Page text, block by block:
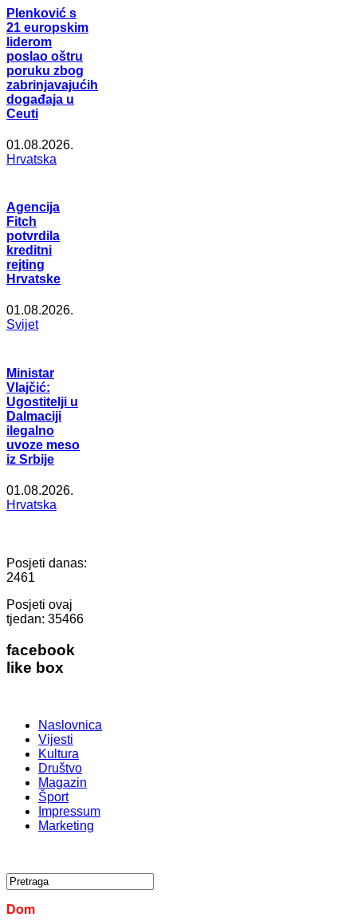
Plenković s
21 europskim
liderom
poslao oštru
poruku zbog
zabrinjavajućih
događaja u
Ceuti
01.08.2026.
Hrvatska
Agencija
Fitch
potvrdila
kreditni
rejting
Hrvatske
01.08.2026.
Svijet
Ministar
Vlajčić:
Ugostitelji u
Dalmaciji
ilegalno
uvoze meso
iz Srbije
01.08.2026.
Hrvatska
Posjeti danas:
2461
Posjeti ovaj
tjedan: 35466
facebook
like box
Naslovnica
Vijesti
Kultura
Društvo
Magazin
Šport
Impressum
Marketing
Dom